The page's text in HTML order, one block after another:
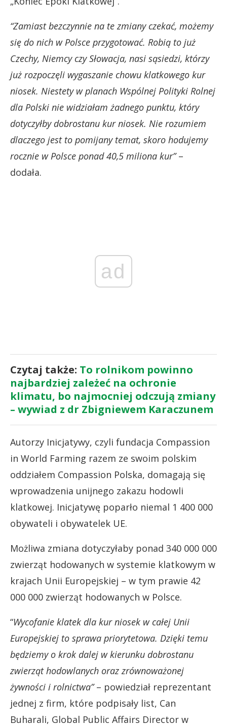
“Zamiast bezczynnie na te zmiany czekać, możemy
się do nich w Polsce przygotować. Robią to już
Czechy, Niemcy czy Słowacja, nasi sąsiedzi, którzy
już rozpoczęli wygaszanie chowu klatkowego kur
niosek. Niestety w planach Wspólnej Polityki Rolnej
dla Polski nie widziałam żadnego punktu, który
dotyczyłby dobrostanu kur niosek. Nie rozumiem
dlaczego jest to pomijany temat, skoro hodujemy
rocznie w Polsce ponad 40,5 miliona kur”–
dodała.
ad
Czytaj także: To rolnikom powinno
najbardziej zależeć na ochronie
klimatu, bo najmocniej odczują zmiany
– wywiad z dr Zbigniewem Karaczunem
Autorzy Inicjatywy, czyli fundacja Compassion
in World Farming razem ze swoim polskim
oddziałem Compassion Polska, domagają się
wprowadzenia unijnego zakazu hodowli
klatkowej. Inicjatywę poparło niemal 1 400 000
obywateli i obywatelek UE.
Możliwa zmiana dotyczyłaby ponad 340 000 000
zwierząt hodowanych w systemie klatkowym w
krajach Unii Europejskiej – w tym prawie 42
000 000 zwierząt hodowanych w Polsce.
“Wycofanie klatek dla kur niosek w całej Unii
Europejskiej to sprawa priorytetowa. Dzięki temu
będziemy o krok dalej w kierunku dobrostanu
zwierząt hodowlanych oraz zrównoważonej
żywności i rolnictwa”– powiedział reprezentant
jednej z firm, które podpisały list, Can
Buharali, Global Public Affairs Director w